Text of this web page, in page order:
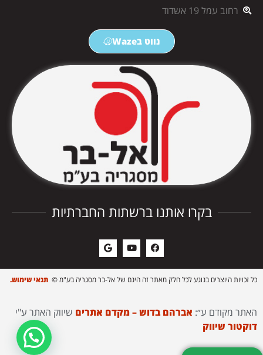
בקרו אותנו ברשתות החברתיות
רחוב עמל 19 אשדוד
נווט בWaze
כל זכויות היוצרים בנוגע לכל חלק מאתר זה הינם של אל-בר מסגריה בע"מ © תנאי שימוש.
האתר מקודם ע״: אברהם בדוש – מקדם אתרים שיווק האתר ע"י
דוקטור שיווק